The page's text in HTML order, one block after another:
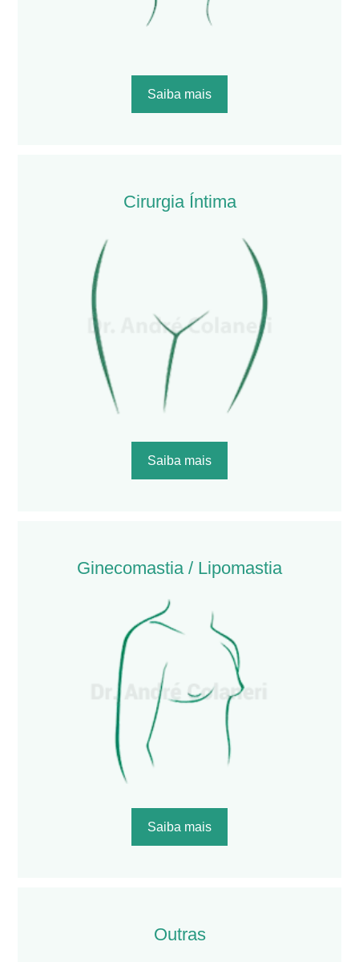
Saiba mais
Cirurgia Íntima
Saiba mais
Ginecomastia / Lipomastia
Saiba mais
Outras